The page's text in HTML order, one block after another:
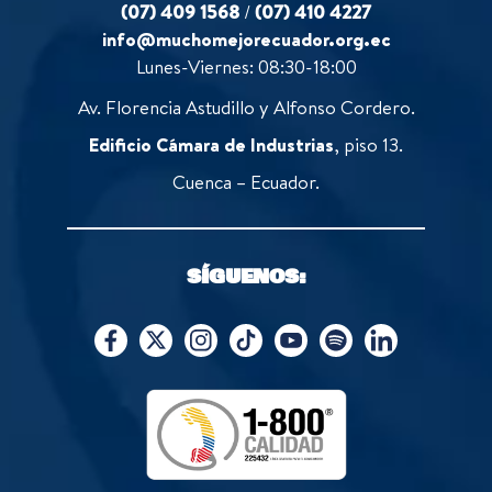
(07) 409 1568 /(07) 410 4227
info@muchomejorecuador.org.ec
Lunes-Viernes: 08:30-18:00
Av. Florencia Astudillo y Alfonso Cordero.
Edificio Cámara de Industrias, piso 13.
Cuenca – Ecuador.
SÍGUENOS: